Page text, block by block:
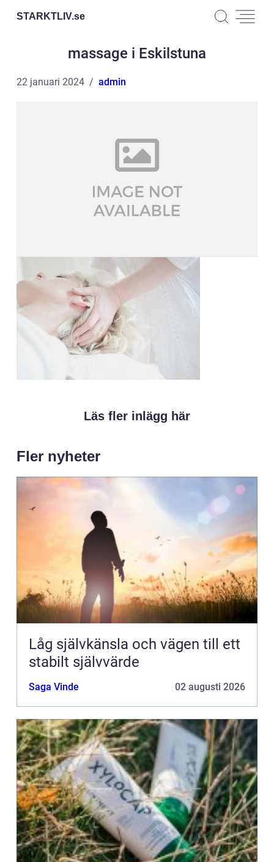
STARKTLIV.se
massage i Eskilstuna
22 januari 2024 admin
Läs fler inlägg här
Fler nyheter
Låg självkänsla och vägen till ett
stabilt självvärde
Saga Vinde 02 augusti 2026